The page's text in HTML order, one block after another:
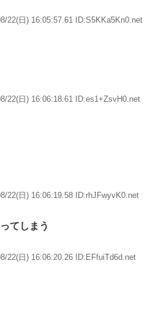
22(日) 16:05:57.61 ID:S5KKa5Kn0.net
22(日) 16:06:18.61 ID:es1+ZsvH0.net
22(日) 16:06:19.58 ID:rhJFwyvK0.net
てしまう
22(日) 16:06:20.26 ID:EFfuiTd6d.net